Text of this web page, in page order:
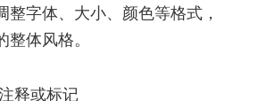
整字体、大小、颜色等格式，
体风格。
释或标记